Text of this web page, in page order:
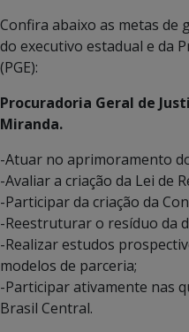
Confira abaixo as metas de
do executivo estadual e da
(PGE):
Procuradoria Geral de
Miranda.
-Atuar no aprimoramento
-Avaliar a criação da Lei de
-Participar da criação da
-Reestruturar o resíduo da
-Realizar estudos
modelos de parceria;
-Participar ativamente nas
Brasil Central.